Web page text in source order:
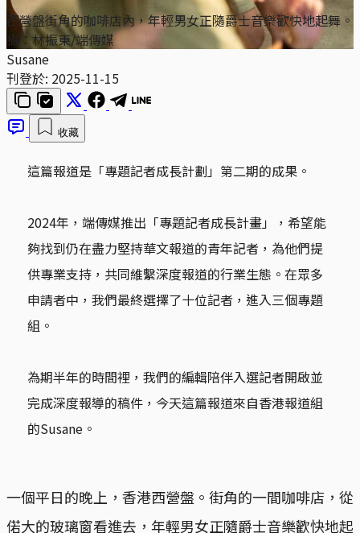
西營盤街角的咖啡店內，年輕男女正隨爵士音樂歡快地起舞。
攝：林振東/端傳媒
Susane
刊登於: 2025-11-15
收藏
這篇報道是「專題記者成長計劃」第二期的成果。
2024年，端傳媒推出「專題記者成長計畫」，希望能
夠找到仍在盡力堅持華文報道的青年記者，為他們提
供專業支持，共同維繫深度報道的行業生態。在眾多
申請者中，我們最終選擇了十位記者，進入三個專題
組。
為期半年的時間裡，我們的編輯陪伴入選記者開啟並
完成深度報導的稿件，今天這篇報道來自香港報道組
的Susane。
一個平日的晚上，香港西營盤。街角的一間咖啡店，從
偌大的玻璃窗看進去，年輕男女正隨爵士音樂歡快地起